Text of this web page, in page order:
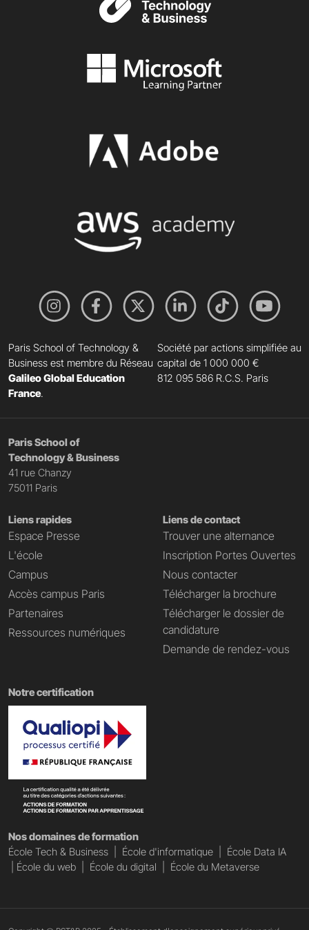
Paris School of Technology &
Business est membre du Réseau
Galileo Global Education
France.
Société par actions simplifiée au
capital de 1 000 000 €
812 095 586 R.C.S. Paris
Paris School of
Technology & Business
41 rue Chanzy
75011 Paris
Liens rapides
Espace Presse
L'école
Campus
Accès campus Paris
Partenaires
Ressources numériques
Liens de contact
Trouver une alternance
Inscription Portes Ouvertes
Nous contacter
Télécharger la brochure
Télécharger le dossier de
candidature
Demande de rendez-vous
Notre certification
Nos domaines de formation
École Tech & Business
École d'informatique
École Data IA
École du web École du digital École du Metaverse